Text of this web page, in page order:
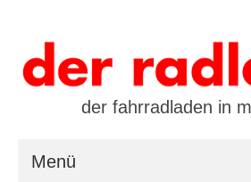
der fahrradladen in
Menü